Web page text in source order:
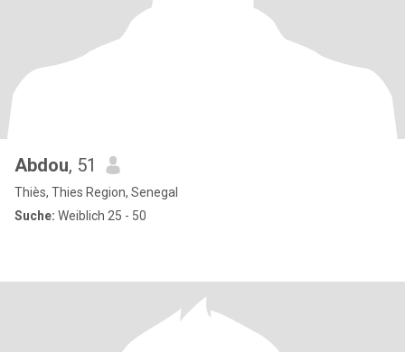
Abdou, 51
Thiès, Thies Region, Senegal
Suche: Weiblich 25 - 50